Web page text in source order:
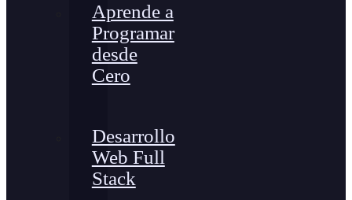
Aprende a
Programar
desde
Cero
Desarrollo
Web Full
Stack